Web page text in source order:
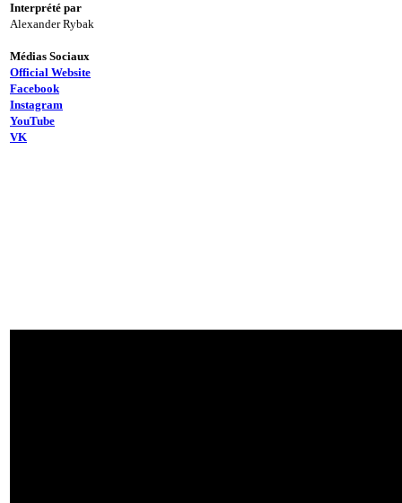
Interprété par
Alexander Rybak
Médias Sociaux
Official Website
Facebook
Instagram
YouTube
VK